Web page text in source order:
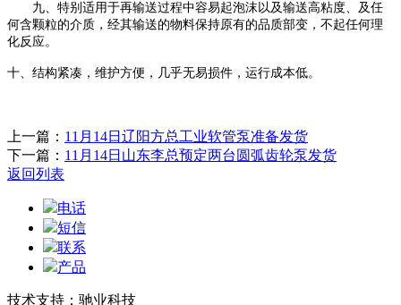
九、特别适用于再输送过程中容易起泡沫以及输送高粘度、及任
何含颗粒的介质，经其输送的物料保持原有的品质部变，不起任何理
化反应。
十、结构紧凑，维护方便，几乎无易损件，运行成本低。
上一篇： 11月14日辽阳方总工业软管泵准备发货
下一篇： 11月14日山东李总预定两台圆弧齿轮泵发货
返回列表
电话
短信
联系
产品
技术支持：驰业科技